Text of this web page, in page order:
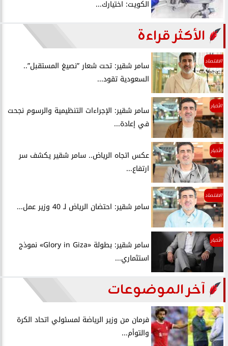
الكويت: اختيارك...
الأكثر قراءة
الاقتصاد
سامر شقير: تحت شعار ”نصيغ المستقبل”..
السعودية تقود...
الأخبار
سامر شقير: الإجراءات التنظيمية والرسوم نجحت
في إعادة...
الأخبار
عكس اتجاه الرياض.. سامر شقير يكشف سر
ارتفاع...
الاقتصاد
سامر شقير: احتضان الرياض لـ 40 وزير عمل...
الأخبار
سامر شقير: بطولة «Glory in Giza» نموذج
استثماري...
آخر الموضوعات
فرمان من وزير الرياضة لمسئولي اتحاد الكرة
والتوأم...